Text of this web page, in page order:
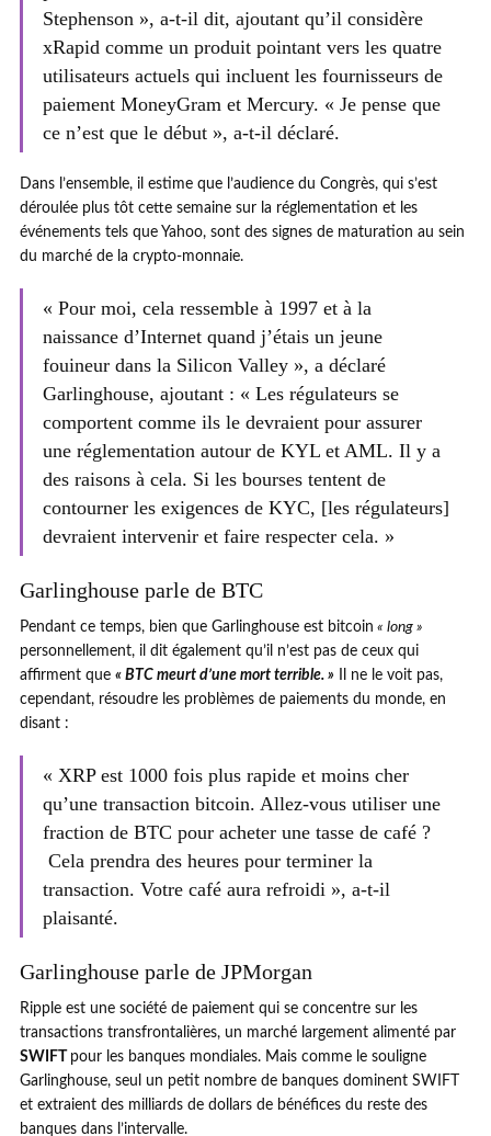
Stephenson », a-t-il dit, ajoutant qu’il considère
xRapid comme un produit pointant vers les quatre
utilisateurs actuels qui incluent les fournisseurs de
paiement MoneyGram et Mercury. « Je pense que
ce n’est que le début », a-t-il déclaré.
Dans l’ensemble, il estime que l’audience du Congrès, qui s’est
déroulée plus tôt cette semaine sur la réglementation et les
événements tels que Yahoo, sont des signes de maturation au sein
du marché de la crypto-monnaie.
« Pour moi, cela ressemble à 1997 et à la
naissance d’Internet quand j’étais un jeune
fouineur dans la Silicon Valley », a déclaré
Garlinghouse, ajoutant : « Les régulateurs se
comportent comme ils le devraient pour assurer
une réglementation autour de KYL et AML. Il y a
des raisons à cela. Si les bourses tentent de
contourner les exigences de KYC, [les régulateurs]
devraient intervenir et faire respecter cela. »
Garlinghouse parle de BTC
Pendant ce temps, bien que Garlinghouse est bitcoin « long »
personnellement, il dit également qu’il n’est pas de ceux qui
affirment que « BTC meurt d’une mort terrible. » Il ne le voit pas,
cependant, résoudre les problèmes de paiements du monde, en
disant :
« XRP est 1000 fois plus rapide et moins cher
qu’une transaction bitcoin. Allez-vous utiliser une
fraction de BTC pour acheter une tasse de café ?
Cela prendra des heures pour terminer la
transaction. Votre café aura refroidi », a-t-il
plaisanté.
Garlinghouse parle de JPMorgan
Ripple est une société de paiement qui se concentre sur les
transactions transfrontalières, un marché largement alimenté par
SWIFT pour les banques mondiales. Mais comme le souligne
Garlinghouse, seul un petit nombre de banques dominent SWIFT
et extraient des milliards de dollars de bénéfices du reste des
banques dans l’intervalle.